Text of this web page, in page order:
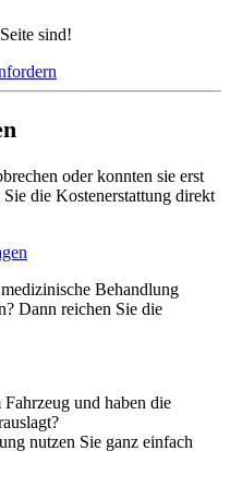
sind!
oder konnten sie erst
die Kostenerstattung direkt
Behandlung
Dann reichen Sie die
und haben die
nutzen Sie ganz einfach